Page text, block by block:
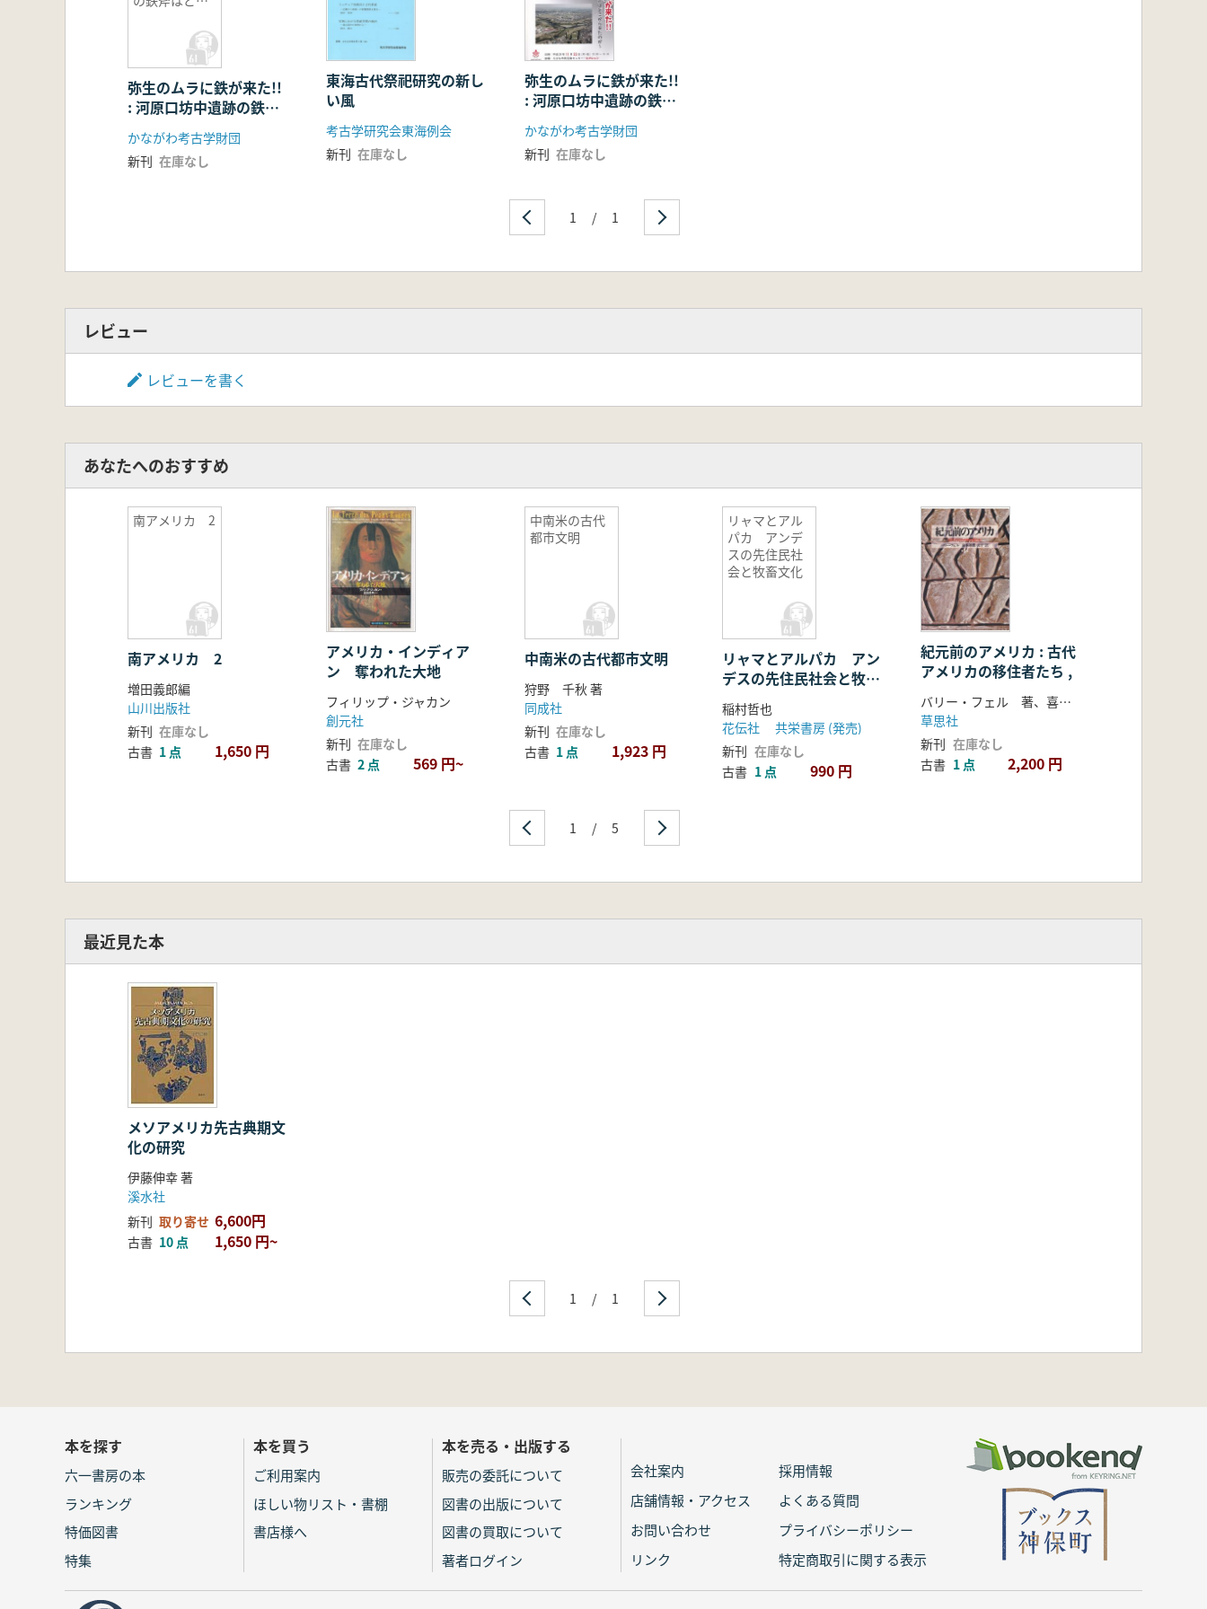
第1節 先古典期における文字資料
第2節 王権の起源
第3節 メソアメリカ南東部太平洋側の権力と抗争
第4節 先古典期における精神文化
終 章 メソアメリカ先古典期文化の特徴
第1節 先古典期文化の特質に関する一考察
第2節 先古典期文化から古典期文化への移行
第3節 先古典期文化研究の今後の課題と展望
か 記録集
弥生のムラに鉄が来た!!
: 河原口坊中遺跡の鉄斧
はどこから来たのか 記
録集
かながわ考古学財団
新刊 在庫なし
東海古代祭祀研究の新し
い風
考古学研究会東海例会
新刊 在庫なし
弥生のムラに鉄が来た!!
: 河原口坊中遺跡の鉄斧
はどこから来たのか
かながわ考古学財団
新刊 在庫なし
1 / 1
レビュー
レビューを書く
あなたへのおすすめ
南アメリカ 2
南アメリカ 2
増田義郎編
山川出版社
新刊 在庫なし
古書 1 点 1,650 円
アメリカ・インディア
ン 奪われた大地
フィリップ・ジャカン
創元社
新刊 在庫なし
古書 2 点 569 円~
中南米の古代
都市文明
中南米の古代都市文明
狩野 千秋 著
同成社
新刊 在庫なし
古書 1 点 1,923 円
リャマとアル
パカ アンデ
スの先住民社
会と牧畜文化
リャマとアルパカ アン
デスの先住民社会と牧畜
文化
稲村哲也
花伝社 共栄書房 (発売)
新刊 在庫なし
古書 1 点 990 円
紀元前のアメリカ : 古代
アメリカの移住者たち ,
バリー・フェル 著、喜多迅鷹・元子 訳
草思社
新刊 在庫なし
古書 1 点 2,200 円
1 / 5
最近見た本
メソアメリカ先古典期文
化の研究
伊藤伸幸 著
溪水社
新刊 取り寄せ 6,600円
古書 10 点 1,650 円~
1 / 1
本を探す
六一書房の本
ランキング
特価図書
特集
本を買う
ご利用案内
ほしい物リスト・書棚
書店様へ
本を売る・出版する
販売の委託について
図書の出版について
図書の買取について
著者ログイン
会社案内
採用情報
店舗情報・アクセス
よくある質問
お問い合わせ
プライバシーポリシー
リンク
特定商取引に関する表示